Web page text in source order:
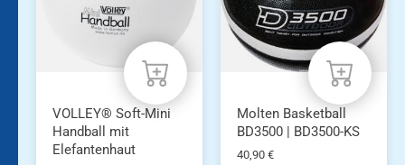
VOLLEY® Soft-Mini
Handball mit
Elefantenhaut
Molten Basketball
BD3500 | BD3500-KS
40,90 €